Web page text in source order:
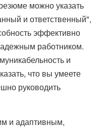
можно указать
и ответственный",
эффективно
работником.
и
что вы умеете
руководить
и адаптивным,